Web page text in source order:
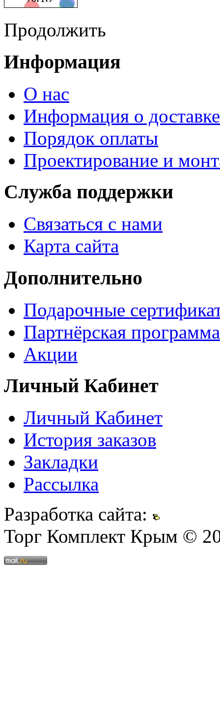
Продолжить
Информация
О нас
Информация о доставке
Порядок оплаты
Проектирование и
Служба поддержки
Связаться с нами
Карта сайта
Дополнительно
Подарочные
Партнёрская программа
Акции
Личный Кабинет
Личный Кабинет
История заказов
Закладки
Рассылка
Разработка сайта:
Торг Комплект Крым ©